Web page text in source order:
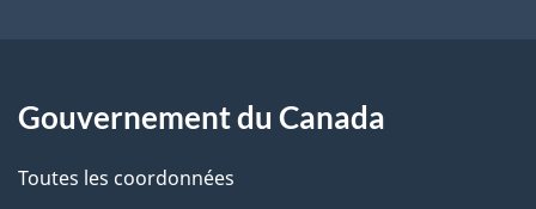
Gouvernement du Canada
Toutes les coordonnées